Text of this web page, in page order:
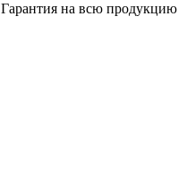
Гарантия на всю продукцию